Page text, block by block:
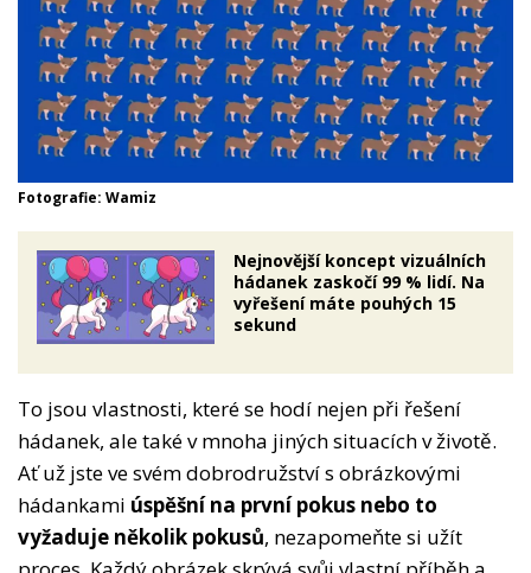
Fotografie: Wamiz
Nejnovější koncept vizuálních
hádanek zaskočí 99 % lidí. Na
vyřešení máte pouhých 15
sekund
To jsou vlastnosti, které se hodí nejen při řešení
hádanek, ale také v mnoha jiných situacích v životě.
Ať už jste ve svém dobrodružství s obrázkovými
hádankami úspěšní na první pokus nebo to
vyžaduje několik pokusů, nezapomeňte si užít